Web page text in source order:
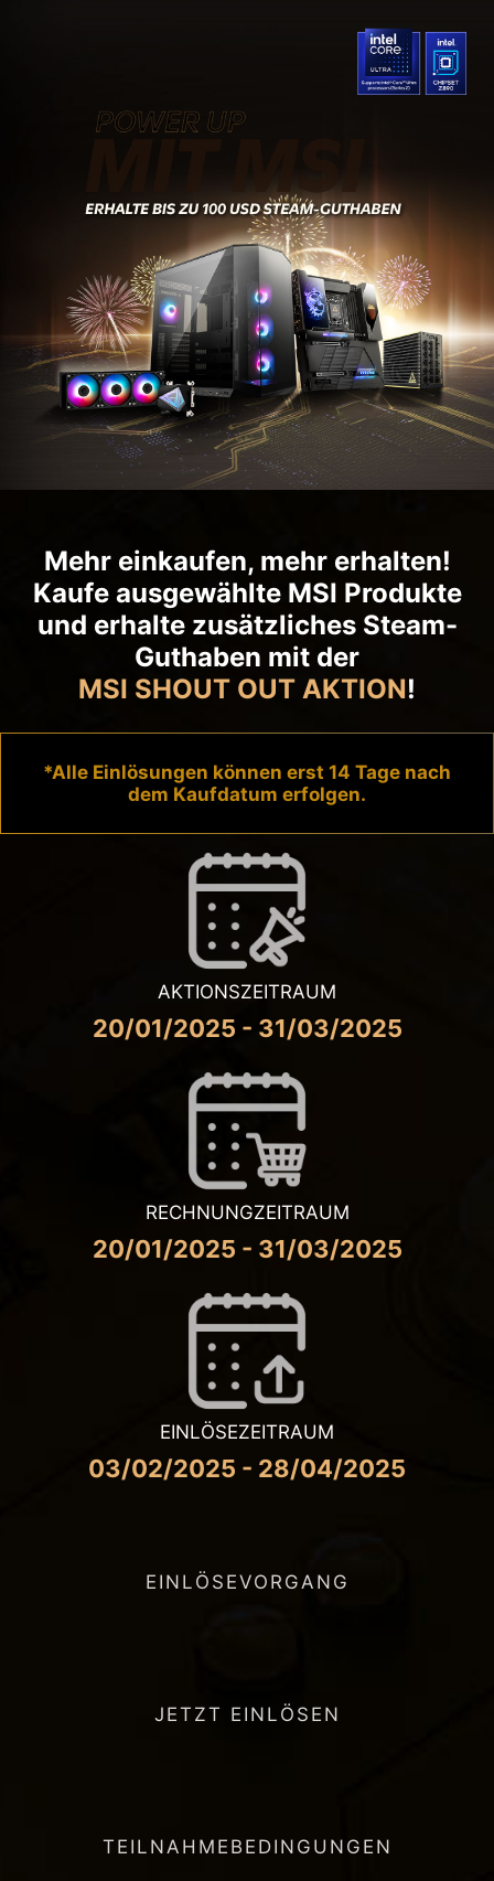
Mehr einkaufen, mehr erhalten!
Kaufe ausgewählte MSI Produkte
und erhalte zusätzliches Steam-
Guthaben mit der
MSI SHOUT OUT AKTION!
*Alle Einlösungen können erst 14 Tage nach
dem Kaufdatum erfolgen.
AKTIONSZEITRAUM
20/01/2025 - 31/03/2025
RECHNUNGZEITRAUM
20/01/2025 - 31/03/2025
EINLÖSEZEITRAUM
03/02/2025 - 28/04/2025
EINLÖSEVORGANG
JETZT EINLÖSEN
TEILNAHMEBEDINGUNGEN